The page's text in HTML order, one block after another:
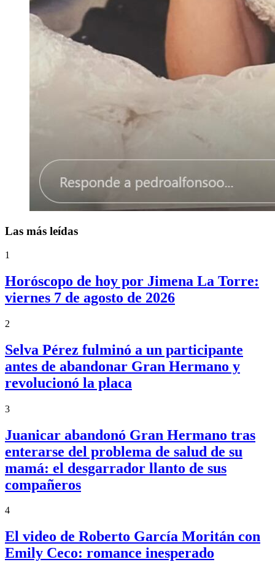
Las más leídas
1
Horóscopo de hoy por Jimena La Torre:
viernes 7 de agosto de 2026
2
Selva Pérez fulminó a un participante
antes de abandonar Gran Hermano y
revolucionó la placa
3
Juanicar abandonó Gran Hermano tras
enterarse del problema de salud de su
mamá: el desgarrador llanto de sus
compañeros
4
El video de Roberto García Moritán con
Emily Ceco: romance inesperado